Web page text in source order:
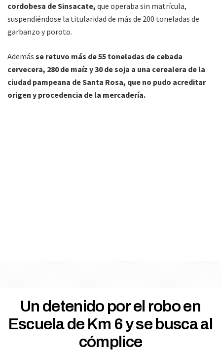
cordobesa de Sinsacate, que operaba sin matrícula,
suspendiéndose la titularidad de más de 200 toneladas de
garbanzo y poroto.
Además se retuvo más de 55 toneladas de cebada
cervecera, 280 de maíz y 30 de soja a una cerealera de la
ciudad pampeana de Santa Rosa, que no pudo acreditar
origen y procedencia de la mercadería.
Un detenido por el robo en
Escuela de Km 6 y se busca al
cómplice